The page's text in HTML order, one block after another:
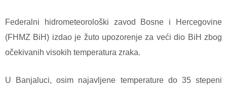
Federalni hidrometeorološki zavod Bosne i Hercegovine
(FHMZ BiH) izdao je žuto upozorenje za veći dio BiH zbog
očekivanih visokih temperatura zraka.
U Banjaluci, osim najavljene temperature do 35 stepeni